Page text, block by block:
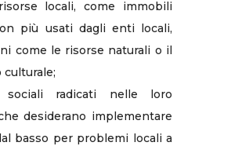
locali, come immobili
più usati dagli enti locali,
come le risorse naturali o il
radicati nelle loro
desiderano implementare
basso per problemi locali a